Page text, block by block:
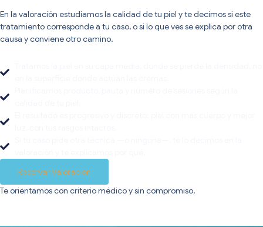
En la valoración estudiamos la calidad de tu piel y te decimos si este
tratamiento corresponde a tu caso, o si lo que ves se explica por otra
causa y conviene otro camino.
Reservar Valoración
Te orientamos con criterio médico y sin compromiso.